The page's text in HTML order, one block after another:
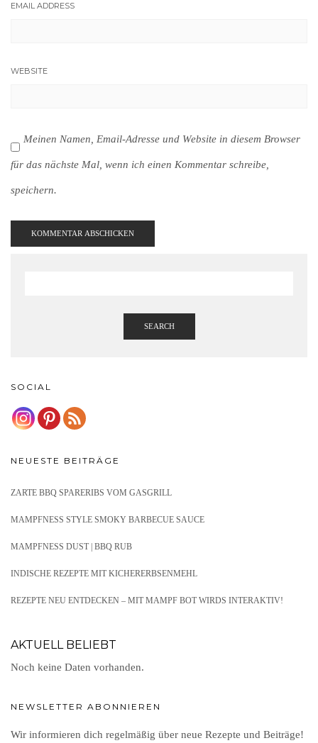
EMAIL ADDRESS
WEBSITE
Meinen Namen, Email-Adresse und Website in diesem Browser
für das nächste Mal, wenn ich einen Kommentar schreibe,
speichern.
SEARCH
SOCIAL
NEUESTE BEITRÄGE
ZARTE BBQ SPARERIBS VOM GASGRILL
MAMPFNESS STYLE SMOKY BARBECUE SAUCE
MAMPFNESS DUST | BBQ RUB
INDISCHE REZEPTE MIT KICHERERBSENMEHL
REZEPTE NEU ENTDECKEN – MIT MAMPF BOT WIRDS INTERAKTIV!
AKTUELL BELIEBT
Noch keine Daten vorhanden.
NEWSLETTER ABONNIEREN
Wir informieren dich regelmäßig über neue Rezepte und Beiträge!